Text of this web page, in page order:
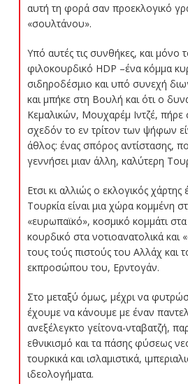
αυτή τη φορά σαν προεκλογικό
«σουλτάνου».
Υπό αυτές τις συνθήκες, και μόνο
φιλοκουρδικό HDP –ένα κόμμα
σιδηροδέσμιο και υπό συνεχή
και μπήκε στη Βουλή και ότι ο
Κεμαλικών, Μουχαρέμ Ιντζέ,
σχεδόν το εν τρίτον των ψήφων
άθλος: ένας σπόρος αντίστασης,
γεννήσει μιαν άλλη, καλύτερη
Ετσι κι αλλιώς ο εκλογικός
Τουρκία είναι μια χώρα κομμένη
«ευρωπαϊκό», κοσμικό κομμάτι
κουρδικό στα νοτιοανατολικά και
τους τούς πιστούς του Αλλάχ και
εκπροσώπου του, Ερντογάν.
Στο μεταξύ όμως, μέχρι να
έχουμε να κάνουμε με έναν
ανεξέλεγκτο γείτονα-νταβατζή,
εθνικισμό και τα πάσης φύσεως
τουρκικά και ισλαμιστικά,
ιδεολογήματα.